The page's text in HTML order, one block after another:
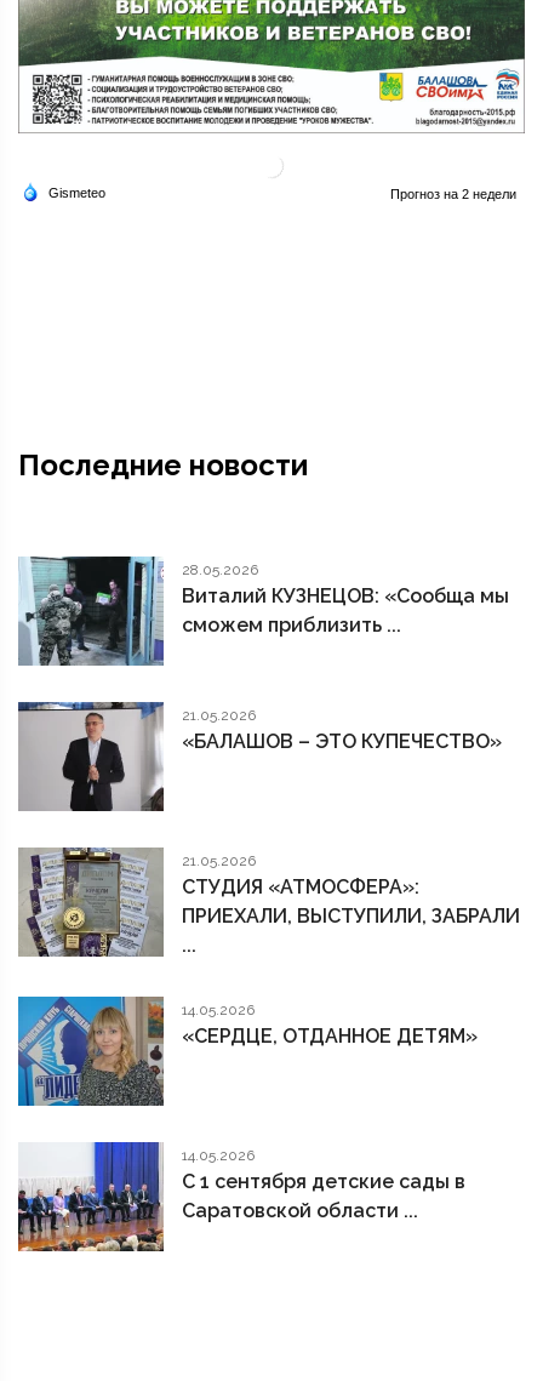
Последние новости
28.05.2026
Виталий КУЗНЕЦОВ: «Сообща мы
сможем приблизить ...
21.05.2026
«БАЛАШОВ – ЭТО КУПЕЧЕСТВО»
21.05.2026
СТУДИЯ «АТМОСФЕРА»:
ПРИЕХАЛИ, ВЫСТУПИЛИ, ЗАБРАЛИ
...
14.05.2026
«СЕРДЦЕ, ОТДАННОЕ ДЕТЯМ»
14.05.2026
С 1 сентября детские сады в
Саратовской области ...